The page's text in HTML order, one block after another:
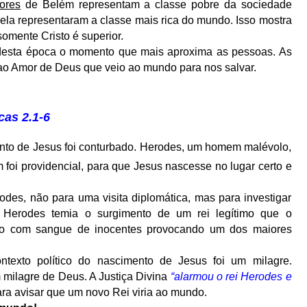
de Belém representam a classe pobre da sociedade
representaram a classe mais rica do mundo. Isso mostra
Cristo é superior.
época o momento que mais aproxima as pessoas. As
Amor de Deus que veio ao mundo para nos salvar.
2.1-6
de Jesus foi conturbado. Herodes, um homem malévolo,
foi providencial, para que Jesus nascesse no lugar certo e
não para uma visita diplomática, mas para investigar
Herodes temia o surgimento de um rei legítimo que o
com sangue de inocentes provocando um dos maiores
político do nascimento de Jesus foi um milagre.
de Deus. A Justiça Divina “alarmou o rei Herodes e
avisar que um novo Rei viria ao mundo.